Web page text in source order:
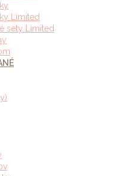
Limited
sety Limited